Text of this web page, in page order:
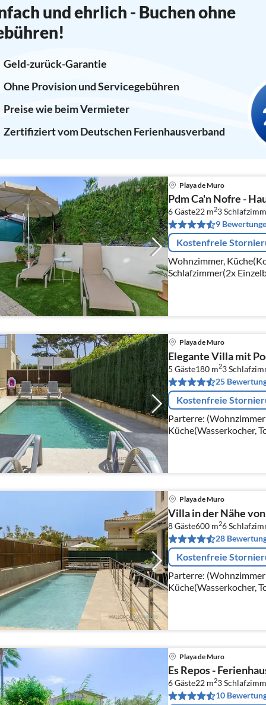
und ehrlich - Buchen ohne
Geld-zurück-Garantie
Ohne Provision und Servicegebühren
Preise wie beim Vermieter
Zertifiziert vom Deutschen Ferienhausverband
Playa de Muro
Pdm Ca'n Nofre -
6 Gäste22 m23
9
Kostenfreie
Wohnzimmer,
Schlafzimmer(2x
Einzelbett),
Playa de Muro
Elegante Villa mit
5 Gäste180 m23
25
Kostenfreie
Parterre:
Küche(Wasserkocher,
Playa de Muro
Villa in der Nähe
8 Gäste600 m26
28
Kostenfreie
Parterre:
Küche(Wasserkocher,
Playa de Muro
Es Repos -
6 Gäste22 m23
10